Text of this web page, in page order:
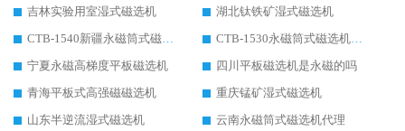
吉林实验用室湿式磁选机
湖北钛铁矿湿式磁选机
CTB-1540新疆永磁筒式磁选机
CTB-1530永磁筒式磁选机代理商
宁夏永磁高梯度平板磁选机
四川平板磁选机是永磁的吗
青海平板式高强磁磁选机
重庆锰矿湿式磁选机
山东半逆流湿式磁选机
云南永磁筒式磁选机代理